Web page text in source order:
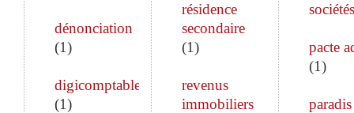
dénonciation
(1)
digicomptable
(1)
résidence
secondaire
(1)
revenus
immobiliers
sociétés
pacte
(1)